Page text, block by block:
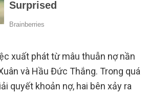
xuất phát từ mâu thuẫn nợ nần
và Hầu Đức Thắng. Trong quá
quyết khoản nợ, hai bên xảy ra